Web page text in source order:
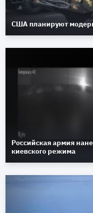
США планируют
Российская армия
киевского режима